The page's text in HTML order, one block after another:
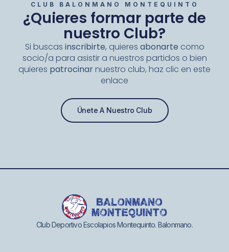
CLUB BALONMANO MONTEQUINTO
¿Quieres formar parte de
nuestro Club?
Si buscas inscribirte, quieres abonarte como
socio/a para asistir a nuestros partidos o bien
quieres patrocinarnuestro club, haz clic en este
enlace
Únete A Nuestro Club
Club Deportivo Escolapios Montequinto. Balonmano.